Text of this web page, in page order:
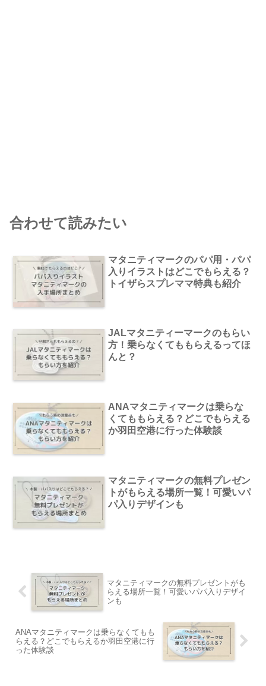
合わせて読みたい
マタニティマークのパパ用・パパ
入りイラストはどこでもらえる？
トイザらスプレママ特典も紹介
JALマタニティーマークのもらい
方！乗らなくてももらえるってほ
んと？
ANAマタニティマークは乗らな
くてももらえる？どこでもらえる
か羽田空港に行った体験談
マタニティマークの無料プレゼン
トがもらえる場所一覧！可愛いパ
パ入りデザインも
マタニティマークの無料プレゼントがも
らえる場所一覧！可愛いパパ入りデザイ
ンも
ANAマタニティマークは乗らなくてもも
らえる？どこでもらえるか羽田空港に行
った体験談